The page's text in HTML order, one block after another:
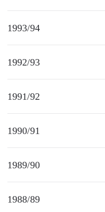
1993/94
1992/93
1991/92
1990/91
1989/90
1988/89